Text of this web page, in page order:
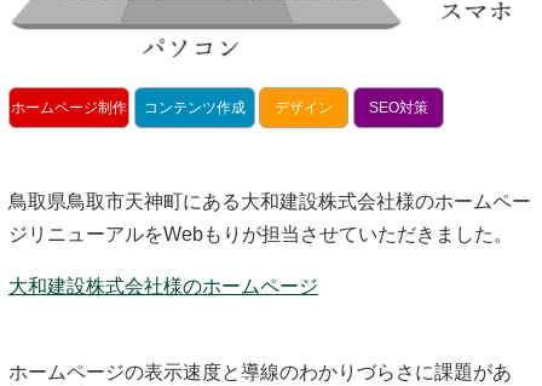
ホームページ制作 コンテンツ作成 デザイン SEO対策
鳥取県鳥取市天神町にある大和建設株式会社様のホームペー
ジリニューアルをWebもりが担当させていただきました。
大和建設株式会社様のホームページ
ホームページの表示速度と導線のわかりづらさに課題があ